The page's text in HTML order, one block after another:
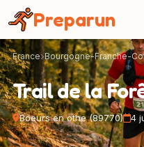
Preparun
France Bourgogne-Franche-
Trail de la
Boeurs en othe (89770) 4
Panneau de gestion des